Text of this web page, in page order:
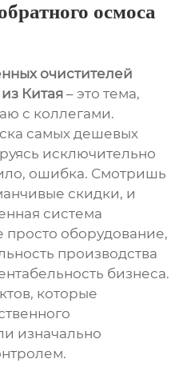
осмоса
очистителей
Китая – это тема,
с коллегами.
самых дешевых
исключительно
ошибка. Смотришь
скидки, и
система
просто оборудование,
производства
бизнеса.
которые
изначально